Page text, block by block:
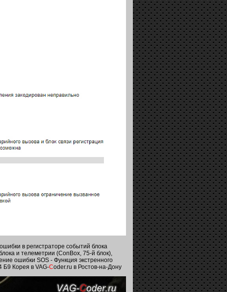
в регистраторе событий блока
и телеметрии (ConBox, 75-й блок),
ошибки SOS - Функция экстренного
Б9 Корея в VAG-Coder.ru в Ростов-на-Дону